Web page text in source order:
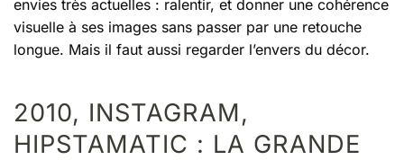
envies très actuelles : ralentir, et donner une cohérence
visuelle à ses images sans passer par une retouche
longue. Mais il faut aussi regarder l’envers du décor.
2010, INSTAGRAM,
HIPSTAMATIC : LA GRANDE